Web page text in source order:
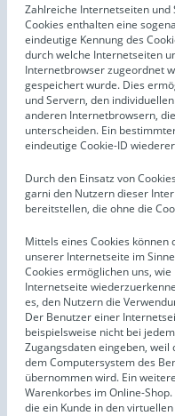
Zahlreiche Internetseiten und
Cookies enthalten eine
eindeutige Kennung des
durch welche Internetseiten
Internetbrowser zugeordnet
gespeichert wurde. Dies
und Servern, den
anderen Internetbrowsern,
unterscheiden. Ein
eindeutige Cookie-ID
Durch den Einsatz von
garni den Nutzern dieser
bereitstellen, die ohne die
Mittels eines Cookies
unserer Internetseite im
Cookies ermöglichen uns,
Internetseite
es, den Nutzern die
Der Benutzer einer
beispielsweise nicht bei
Zugangsdaten eingeben,
dem Computersystem des
übernommen wird. Ein
Warenkorbes im Online-
die ein Kunde in den